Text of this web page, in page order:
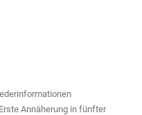
Annäherung in fünfter